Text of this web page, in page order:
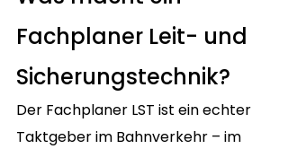
Fachplaner Leit- und
Sicherungstechnik?
Der Fachplaner LST ist ein echter
Taktgeber im Bahnverkehr – im